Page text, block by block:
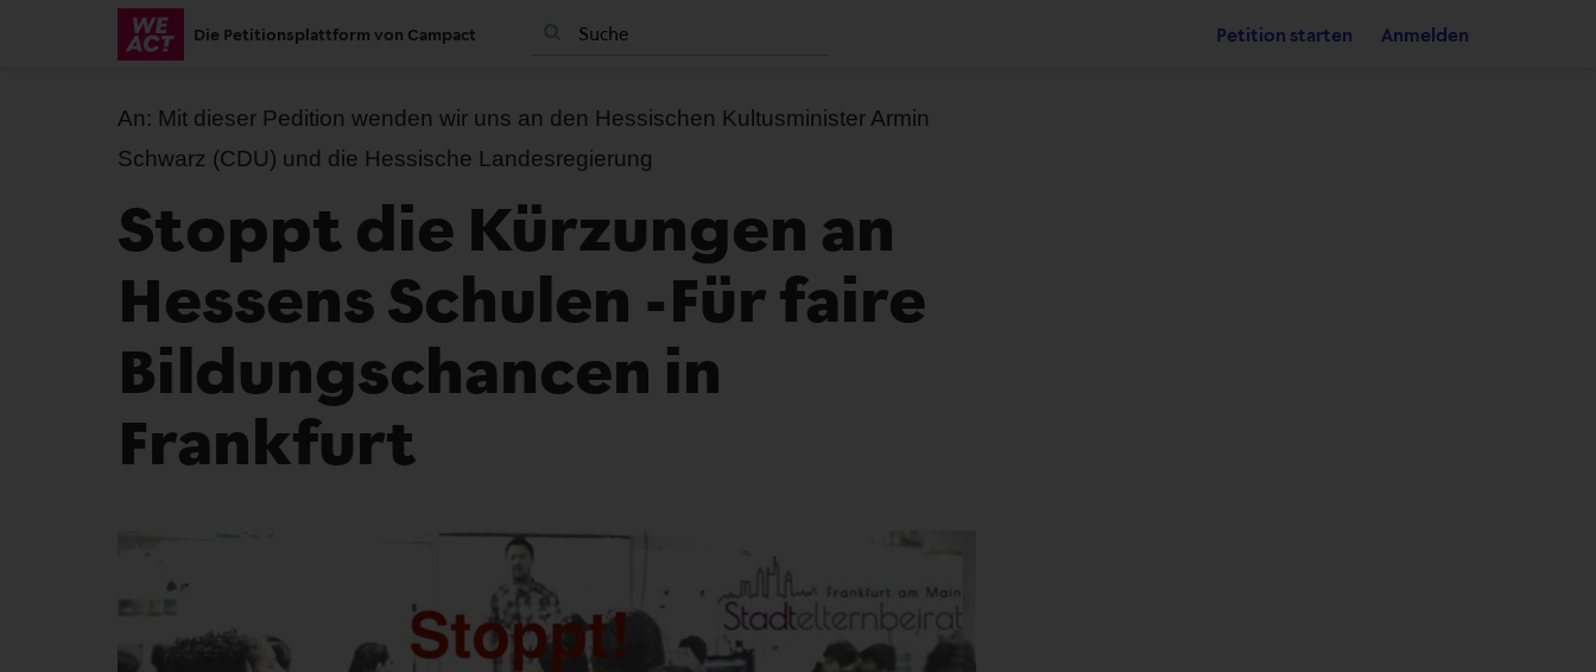
Die Petitionsplattform von Campact Petition starten Anmelden
An: Mit dieser Pedition wenden wir uns an den Hessischen Kultusminister Armin
Schwarz (CDU) und die Hessische Landesregierung
Stoppt die Kürzungen an
Hessens Schulen -Für faire
Bildungschancen in
Frankfurt